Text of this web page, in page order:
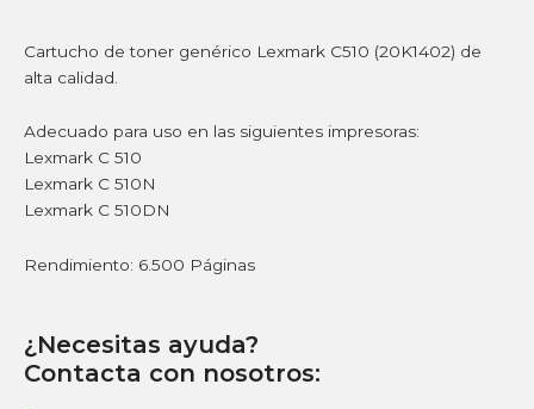
Cartucho de toner genérico Lexmark C510 (20K1402) de
alta calidad.
Adecuado para uso en las siguientes impresoras:
Lexmark C 510
Lexmark C 510N
Lexmark C 510DN
Rendimiento: 6.500 Páginas
¿Necesitas ayuda?
Contacta con nosotros: